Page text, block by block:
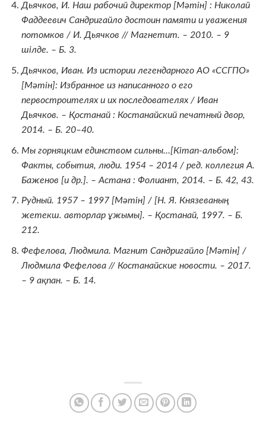
Дьячков, И. Наш рабочий директор [Мәтін] : Николай
Фаддеевич Сандригайло достоин памяти и уважения
потомков / И. Дьячков // Магнетит. – 2010. – 9
шілде. – Б. 3.
Дьячков, Иван. Из истории легендарного АО «ССГПО»
[Мәтін]: Избранное из написанного о его
первостроителях и их последователях / Иван
Дьячков. – Қостанай : Костанайский печатный двор,
2014. – Б. 20–40.
Мы горняцким единством сильны…[Кітап-альбом]:
Факты, события, люди. 1954 – 2014 / ред. коллегия А.
Баженов [и др.]. – Астана : Фолиант, 2014. – Б. 42, 43.
Рудный. 1957 – 1997 [Мәтін] / [Н. Я. Князеваның
жетекш. авторлар ұжымы]. – Қостанай, 1997. – Б.
212.
Фефелова, Людмила. Магнит Сандригайло [Мәтін] /
Людмила Фефелова // Костанайские новости. – 2017.
– 9 ақпан. – Б. 14.